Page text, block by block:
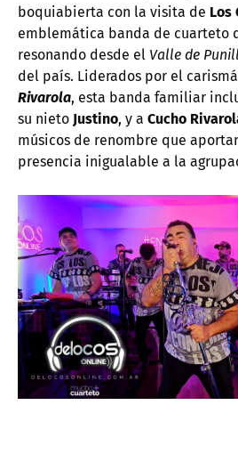
boquiabierta con la visita de Los
emblemática banda de cuarteto
resonando desde el Valle de
del país. Liderados por el
Rivarola, esta banda familiar
su nieto Justino, y a Cucho
músicos de renombre que
presencia inigualable a la